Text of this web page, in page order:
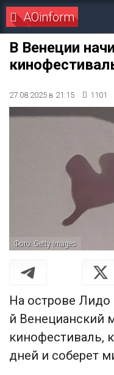
AOinform
В Венеции
27.08.2025 в 21:15 1101
Фото: Getty Images
На острове Лидо
й Венецианский
кинофестиваль,
дней и соберет